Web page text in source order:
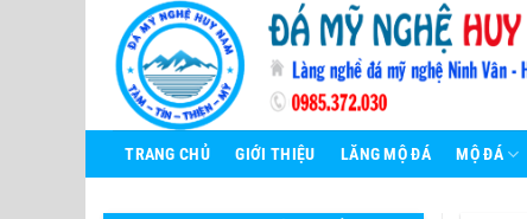
TRANG CHỦ GIỚI THIỆU LĂNG MỘ ĐÁ MỘ ĐÁ